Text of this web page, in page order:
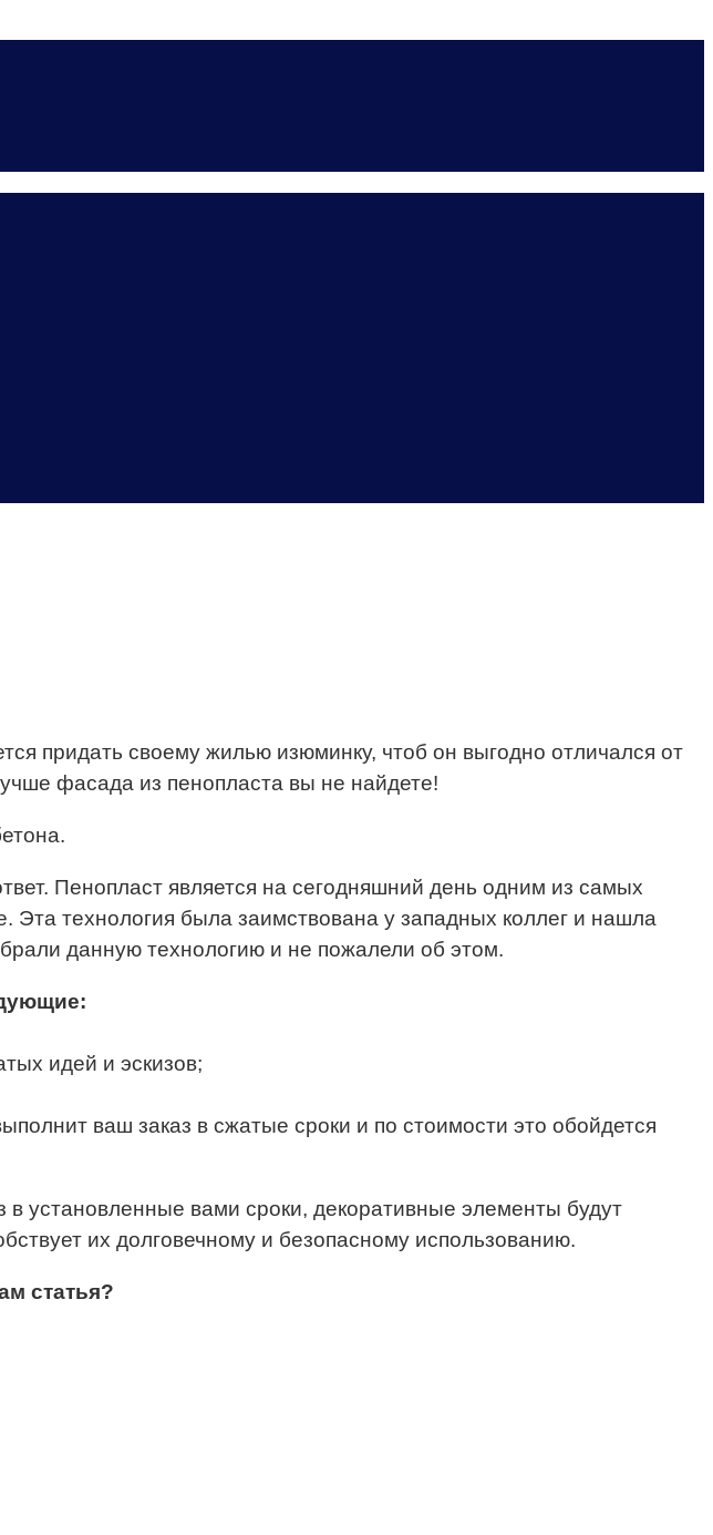
придать своему жилью изюминку, чтоб он выгодно отличался от
фасада из пенопласта вы не найдете!
Пенопласт является на сегодняшний день одним из самых
технология была заимствована у западных коллег и нашла
данную технологию и не пожалели об этом.
идей и эскизов;
ваш заказ в сжатые сроки и по стоимости это обойдется
установленные вами сроки, декоративные элементы будут
их долговечному и безопасному использованию.
статья?